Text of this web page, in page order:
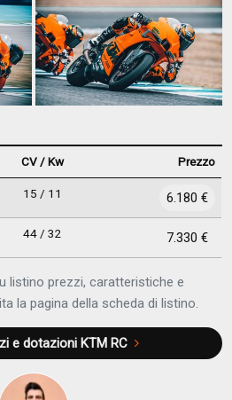
CV / Kw Prezzo
15 / 11 6.180 €
44 / 32 7.330 €
listino prezzi, caratteristiche e
la pagina della scheda di listino.
e dotazioni KTM RC